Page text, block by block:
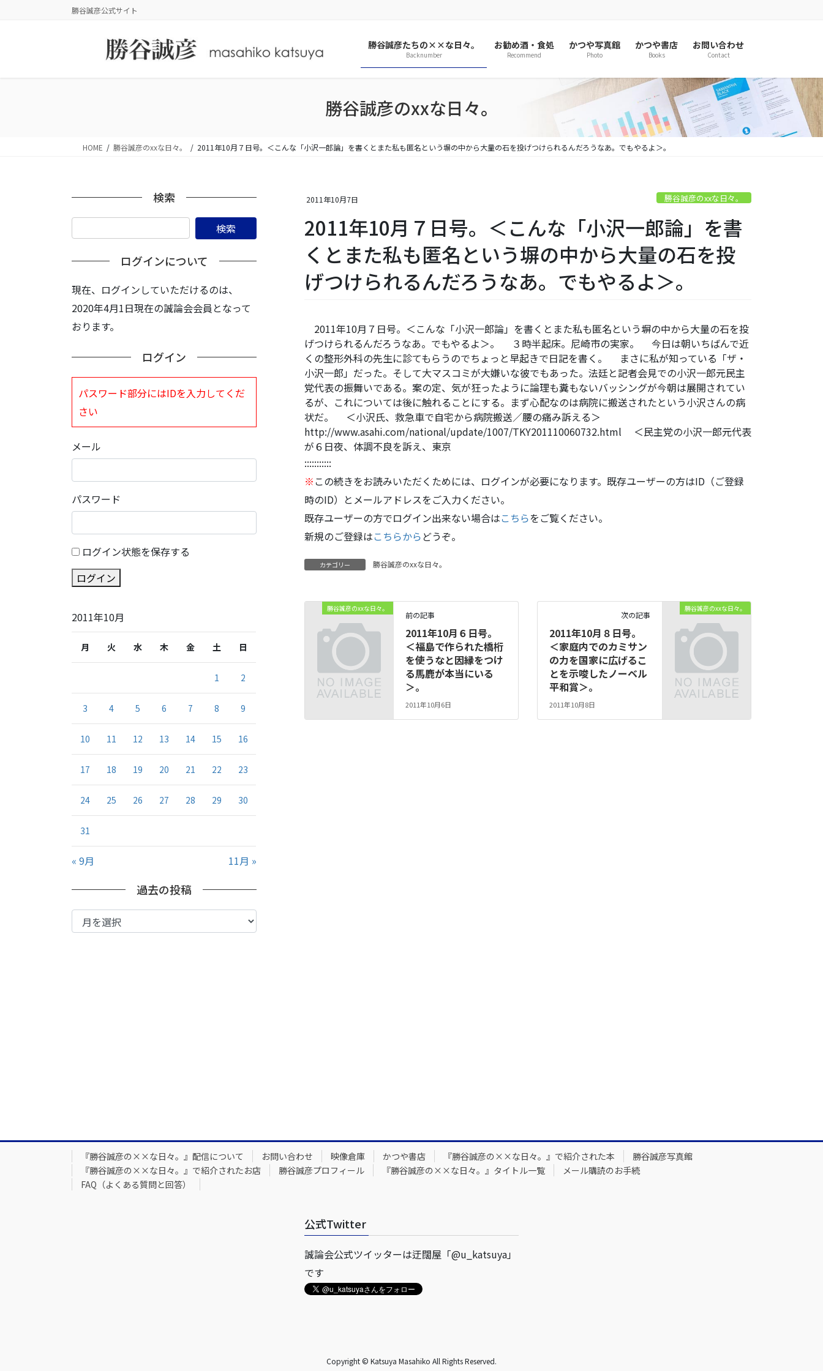
勝谷誠彦公式サイト
勝谷誠彦たちの××な日々。
Backnumber
お勧め酒・食処
Recommend
かつや写真館
Photo
かつや書店
Books
お問い合わせ
Contact
勝谷誠彦のxxな日々。
HOME 勝谷誠彦のxxな日々。 2011年10月７日号。＜こんな「小沢一郎論」を書くとまた私も匿名という塀の中から大量の石を投げつけられるんだろうなあ。でもやるよ＞。
2011年10月7日 勝谷誠彦のxxな日々。
2011年10月７日号。＜こんな「小沢一郎論」を書
くとまた私も匿名という塀の中から大量の石を投
げつけられるんだろうなあ。でもやるよ＞。
2011年10月７日号。＜こんな「小沢一郎論」を書くとまた私も匿名という塀の中から大量の石を投
げつけられるんだろうなあ。でもやるよ＞。 ３時半起床。尼崎市の実家。 今日は朝いちばんで近
くの整形外科の先生に診てもらうのでちょっと早起きで日記を書く。 まさに私が知っている「ザ・
小沢一郎」だった。そして大マスコミが大嫌いな彼でもあった。法廷と記者会見での小沢一郎元民主
党代表の振舞いである。案の定、気が狂ったように論理も糞もないバッシングが今朝は展開されてい
るが、これについては後に触れることにする。まず心配なのは病院に搬送されたという小沢さんの病
状だ。 ＜小沢氏、救急車で自宅から病院搬送／腰の痛み訴える＞
http://www.asahi.com/national/update/1007/TKY201110060732.html ＜民主党の小沢一郎元代表
が６日夜、体調不良を訴え、東京
:::::::::::
※ この続きをお読みいただくためには、ログインが必要になります。既存ユーザーの方はID（ご登録
時のID）とメールアドレスをご入力ください。
既存ユーザーの方でログイン出来ない場合はこちらをご覧ください。
新規のご登録はこちらから どうぞ。
カテゴリー 勝谷誠彦のxxな日々。
勝谷誠彦のxxな日々。
前の記事
2011年10月６日号。
＜福島で作られた橋桁
を使うなと因縁をつけ
る馬鹿が本当にいる
＞。
2011年10月6日
勝谷誠彦のxxな日々。
次の記事
2011年10月８日号。
＜家庭内でのカミサン
の力を国家に広げるこ
とを示唆したノーベル
平和賞＞。
2011年10月8日
検索
ログインについて
現在、ログインしていただけるのは、
2020年4月1日現在の誠論会会員となって
おります。
ログイン
パスワード部分にはIDを入力してくだ
さい
メール
パスワード
ログイン状態を保存する
ログイン
2011年10月
月 火 水 木 金 土 日
1 2
3 4 5 6 7 8 9
10 11 12 13 14 15 16
17 18 19 20 21 22 23
24 25 26 27 28 29 30
31
« 9月 11月 »
過去の投稿
過
去
『勝谷誠彦の××な日々。』配信について お問い合わせ 映像倉庫 かつや書店 『勝谷誠彦の××な日々。』で紹介された本
勝谷誠彦写真館
『勝谷誠彦の××な日々。』で紹介されたお店
勝谷誠彦プロフィール 『勝谷誠彦の××な日々。』タイトル一覧
メール購読のお手続
FAQ（よくある質問と回答）
公式Twitter
誠論会公式ツイッターは迂闊屋「@u_katsuya」
です
Copyright © Katsuya Masahiko All Rights Reserved.